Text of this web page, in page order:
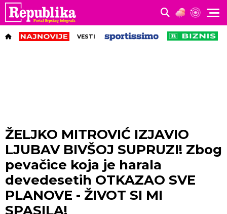
VESTI
ŽELJKO MITROVIĆ IZJAVIO
LJUBAV BIVŠOJ SUPRUZI! Zbog
pevačice koja je harala
devedesetih OTKAZAO SVE
PLANOVE - ŽIVOT SI MI
SPASILA!